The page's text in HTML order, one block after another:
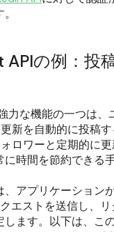
APIの例：投
力な機能の一つは、
新を自動的に投稿
ロワーと定期的に
時間を節約できる
、アプリケーション
エストを送信し、
します。以下は、こ